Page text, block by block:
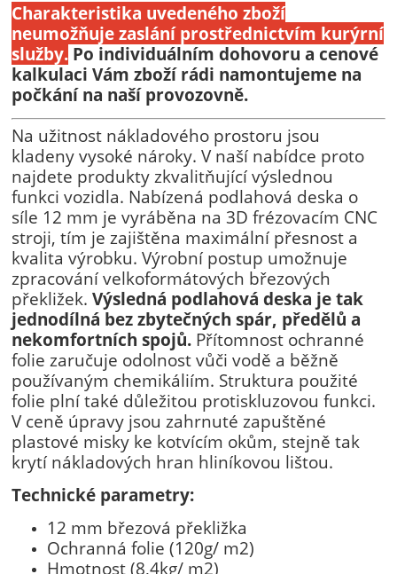
Charakteristika uvedeného zboží
neumožňuje zaslání prostřednictvím kurýrní
služby. Po individuálním dohovoru a cenové
kalkulaci Vám zboží rádi namontujeme na
počkání na naší provozovně.
Na užitnost nákladového prostoru jsou
kladeny vysoké nároky. V naší nabídce proto
najdete produkty zkvalitňující výslednou
funkci vozidla. Nabízená podlahová deska o
síle 12 mm je vyráběna na 3D frézovacím CNC
stroji, tím je zajištěna maximální přesnost a
kvalita výrobku. Výrobní postup umožnuje
zpracování velkoformátových březových
překližek.Výsledná podlahová deska je tak
jednodílná bez zbytečných spár, předělů a
nekomfortních spojů. Přítomnost ochranné
folie zaručuje odolnost vůči vodě a běžně
používaným chemikáliím. Struktura použité
folie plní také důležitou protiskluzovou funkci.
V ceně úpravy jsou zahrnuté zapuštěné
plastové misky ke kotvícím okům, stejně tak
krytí nákladových hran hliníkovou lištou.
Technické parametry:
12 mm březová překližka
Ochranná folie (120g/ m2)
Hmotnost (8,4kg/ m2)